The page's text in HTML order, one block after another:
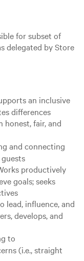
for subset of
delegated by Store
an inclusive
differences
honest, fair, and
and connecting
productively
goals; seeks
lead, influence, and
develops, and
to
(i.e., straight